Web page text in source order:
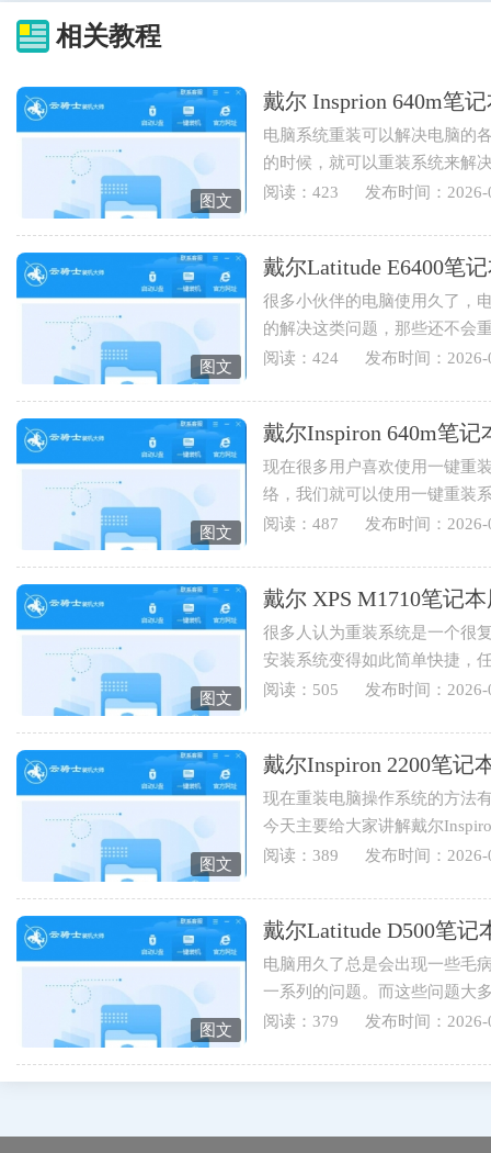
相关教程
图文
戴尔 Insprion 640m笔
电脑系统重装可以解决电脑的
的时候，就可以重装系统来解
也可以重装电脑系统来实现...
阅读：423 发布时间：2026-
图文
戴尔Latitude E6400笔
很多小伙伴的电脑使用久了，
的解决这类问题，那些还不会
Latitude E6400笔记本用云骑士
阅读：424 发布时间：2026-
图文
戴尔Inspiron 640m笔
现在很多用户喜欢使用一键重
络，我们就可以使用一键重装
Inspiron 640m笔记本用云骑士
阅读：487 发布时间：2026-
图文
戴尔 XPS M1710笔记
很多人认为重装系统是一个很
安装系统变得如此简单快捷，
装系统，下面就为您讲解戴...
阅读：505 发布时间：2026-
图文
戴尔Inspiron 2200笔记
现在重装电脑操作系统的方法
今天主要给大家讲解戴尔
伴可以学起来哟。1.打开云骑
阅读：389 发布时间：2026-
图文
戴尔Latitude D500笔
电脑用久了总是会出现一些毛
一系列的问题。而这些问题大
于戴尔Latitude D500笔记本用...
阅读：379 发布时间：2026-